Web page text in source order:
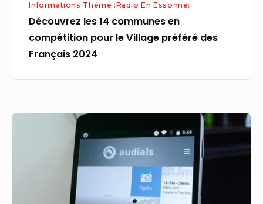
Français
2024
Informations Thème :Radio En Essonne:
Découvrez les 14 communes en
compétition pour le Village préféré des
Français 2024